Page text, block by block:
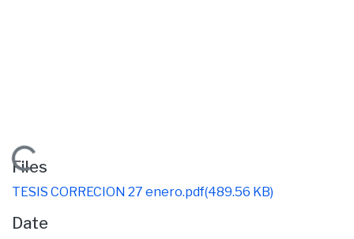
Loading...
Files
TESIS CORRECION 27 enero.pdf(489.56 KB)
Date